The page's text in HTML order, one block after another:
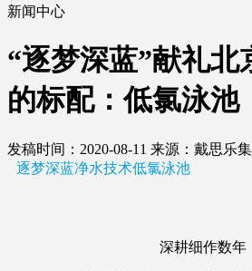
新闻中心
“逐梦深蓝”献礼
的标配：低氯泳池
发稿时间：2020-08-11 来源：戴思乐
逐梦深蓝净水技术低氯泳池
深耕细作数年